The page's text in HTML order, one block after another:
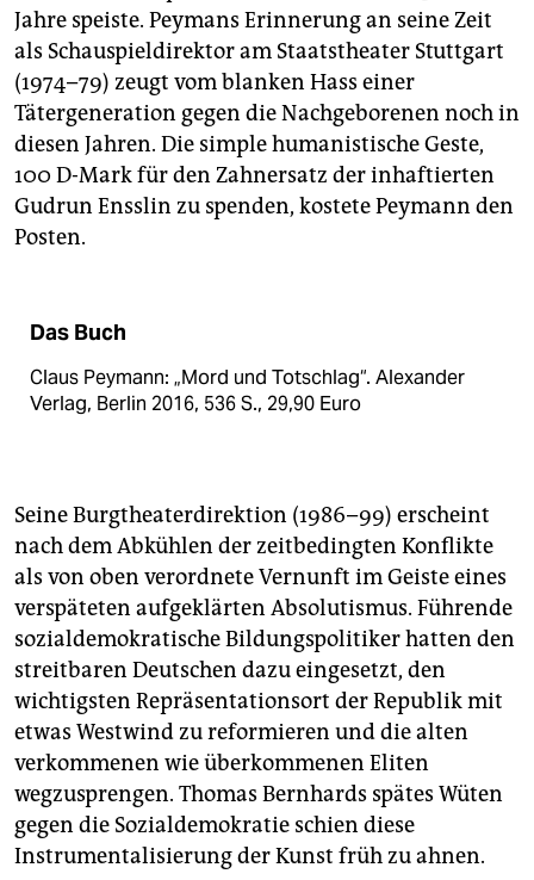
Jahre speiste. Peymans Erinnerung an seine Zeit
als Schauspieldirektor am Staatstheater Stuttgart
(1974–79) zeugt vom blanken Hass einer
Tätergeneration gegen die Nachgeborenen noch in
diesen Jahren. Die simple humanistische Geste,
100 D-Mark für den Zahnersatz der inhaftierten
Gudrun Ensslin zu spenden, kostete Peymann den
Posten.
Das Buch
Claus Peymann: „Mord und Totschlag“. Alexander
Verlag, Berlin 2016, 536 S., 29,90 Euro
Seine Burgtheaterdirektion (1986–99) erscheint
nach dem Abkühlen der zeitbedingten Konflikte
als von oben verordnete Vernunft im Geiste eines
verspäteten aufgeklärten Absolutismus. Führende
sozialdemokratische Bildungspolitiker hatten den
streitbaren Deutschen dazu eingesetzt, den
wichtigsten Repräsentationsort der Republik mit
etwas Westwind zu reformieren und die alten
verkommenen wie überkommenen Eliten
wegzusprengen. Thomas Bernhards spätes Wüten
gegen die Sozialdemokratie schien diese
Instrumentalisierung der Kunst früh zu ahnen.